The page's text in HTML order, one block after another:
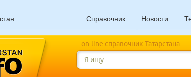
Справочник Новости
on-line справочник Татарстана